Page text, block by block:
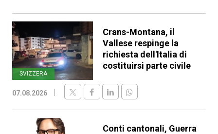
SVIZZERA
Crans-Montana, il
Vallese respinge la
richiesta dell'Italia di
costituirsi parte civile
07.08.2026
Conti cantonali, Guerra